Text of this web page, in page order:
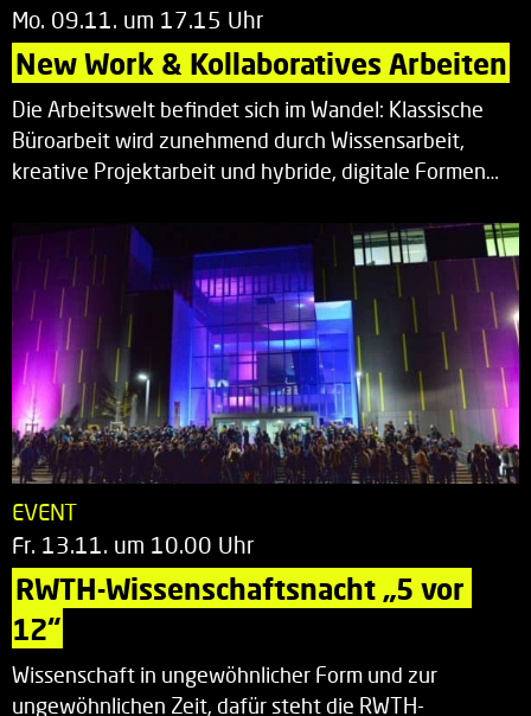
Mo. 09.11. um 17.15 Uhr
New Work & Kollaboratives Arbeiten
Die Arbeitswelt befindet sich im Wandel: Klassische
Büroarbeit wird zunehmend durch Wissensarbeit,
kreative Projektarbeit und hybride, digitale Formen…
EVENT
Fr. 13.11. um 10.00 Uhr
RWTH-Wissenschaftsnacht „5 vor
12“
Wissenschaft in ungewöhnlicher Form und zur
ungewöhnlichen Zeit, dafür steht die RWTH-